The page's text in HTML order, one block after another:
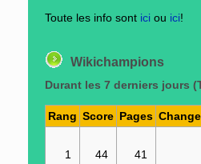
Toute les info sont ici ou ici!
Wikichampions
Durant les 7 derniers jours
Rang Score Pages
1 44 41